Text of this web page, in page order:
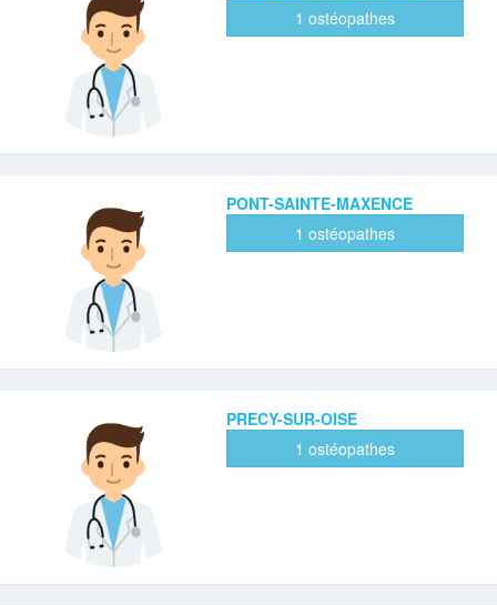
1 ostéopathes
PONT-SAINTE-MAXENCE
1 ostéopathes
PRECY-SUR-OISE
1 ostéopathes